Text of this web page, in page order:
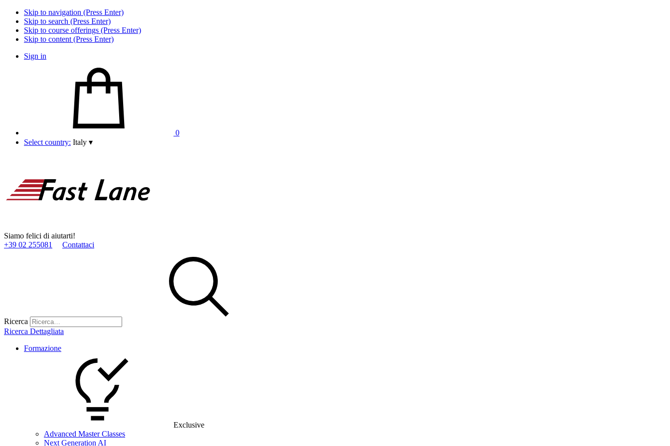
Skip to navigation (Press Enter)
Skip to search (Press Enter)
Skip to course offerings (Press Enter)
Skip to content (Press Enter)
Sign in
0
Select country: Italy ▾
Siamo felici di aiutarti!
+39 02 255081
Contattaci
Ricerca
Ricerca Dettagliata
Formazione
Exclusive
Advanced Master Classes
Next Generation AI